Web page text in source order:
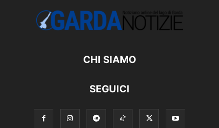
CHI SIAMO
SEGUICI